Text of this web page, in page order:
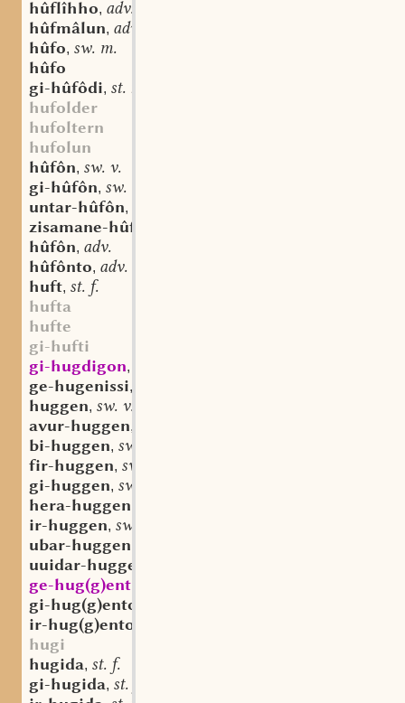
hûflîhho, adv.
hûfmâlun, adv.
hûfo, sw. m.
hûfo
gi-hûfôdi, st. n.
hufolder
hufoltern
hufolun
hûfôn, sw. v.
gi-hûfôn, sw. v.
untar-hûfôn,
zisamane-hûfôn
hûfôn, adv.
hûfônto, adv.
huft, st. f.
hufta
hufte
gi-hufti
gi-hugdigon,
ge-hugenissi,
huggen, sw. v.
avur-huggen,
bi-huggen, sw. v.
fir-huggen, sw. v.
gi-huggen, sw. v.
hera-huggen
ir-huggen, sw. v.
ubar-huggen
uuidar-huggen
ge-hug(g)entic
gi-hug(g)ento
ir-hug(g)ento
hugi
hugida, st. f.
gi-hugida, st. f.